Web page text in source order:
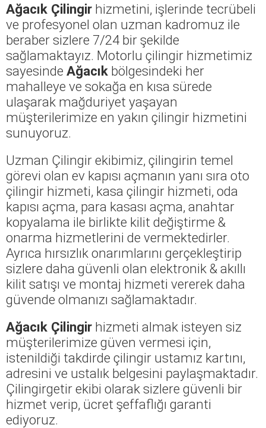
Ağacık Çilingir hizmetini, işlerinde tecrübeli
ve profesyonel olan uzman kadromuz ile
beraber sizlere 7/24 bir şekilde
sağlamaktayız. Motorlu çilingir hizmetimiz
sayesinde Ağacık bölgesindeki her
mahalleye ve sokağa en kısa sürede
ulaşarak mağduriyet yaşayan
müşterilerimize en yakın çilingir hizmetini
sunuyoruz.
Uzman Çilingir ekibimiz, çilingirin temel
görevi olan ev kapısı açmanın yanı sıra oto
çilingir hizmeti, kasa çilingir hizmeti, oda
kapısı açma, para kasası açma, anahtar
kopyalama ile birlikte kilit değiştirme &
onarma hizmetlerini de vermektedirler.
Ayrıca hırsızlık onarımlarını gerçekleştirip
sizlere daha güvenli olan elektronik & akıllı
kilit satışı ve montaj hizmeti vererek daha
güvende olmanızı sağlamaktadır.
Ağacık Çilingir hizmeti almak isteyen siz
müşterilerimize güven vermesi için,
istenildiği takdirde çilingir ustamız kartını,
adresini ve ustalık belgesini paylaşmaktadır.
Çilingirgetir ekibi olarak sizlere güvenli bir
hizmet verip, ücret şeffaflığı garanti
ediyoruz.